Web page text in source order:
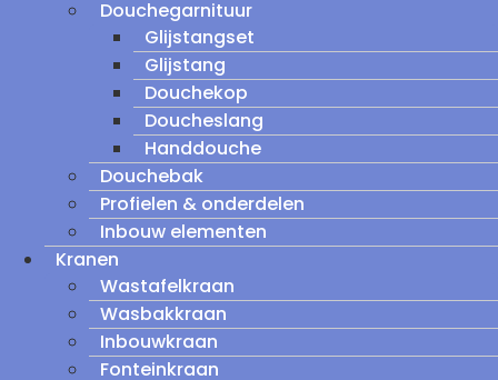
Douchegarnituur
Glijstangset
Glijstang
Douchekop
Doucheslang
Handdouche
Douchebak
Profielen & onderdelen
Inbouw elementen
Kranen
Wastafelkraan
Wasbakkraan
Inbouwkraan
Fonteinkraan